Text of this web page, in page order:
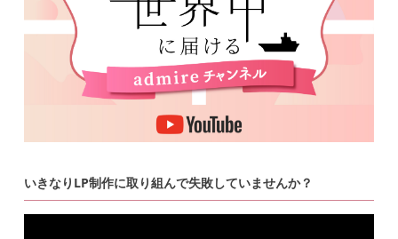
いきなりLP制作に取り組んで失敗していませんか？
動